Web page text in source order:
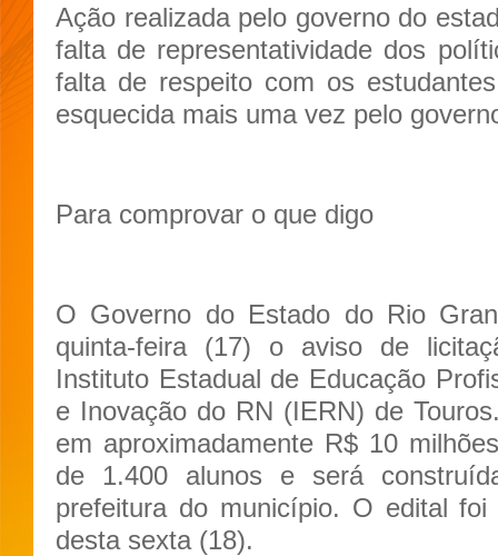
Ação realizada pelo governo do
falta de representatividade dos
falta de respeito com os
esquecida mais uma vez pelo
Para comprovar o que digo
O Governo do Estado do Rio
quinta-feira (17) o aviso de
Instituto Estadual de Educação
e Inovação do RN (IERN) de
em aproximadamente R$ 10
de 1.400 alunos e será
prefeitura do município. O edital
desta sexta (18).